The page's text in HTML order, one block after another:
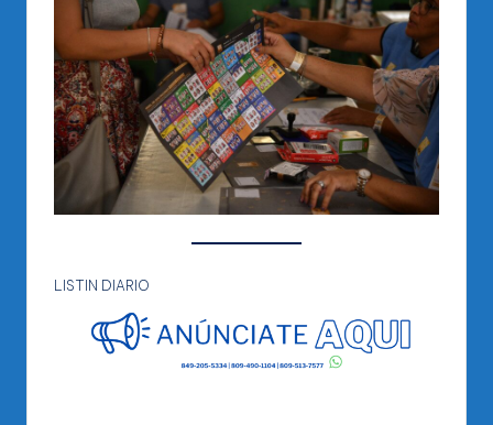
LISTIN DIARIO